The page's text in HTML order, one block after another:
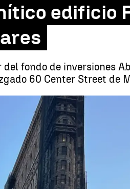
edificio
fondo de inversiones
60 Center Street de